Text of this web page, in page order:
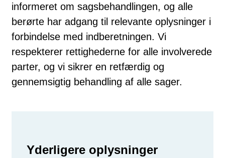
informeret om sagsbehandlingen, og alle
berørte har adgang til relevante oplysninger i
forbindelse med indberetningen. Vi
respekterer rettighederne for alle involverede
parter, og vi sikrer en retfærdig og
gennemsigtig behandling af alle sager.
Yderligere oplysninger